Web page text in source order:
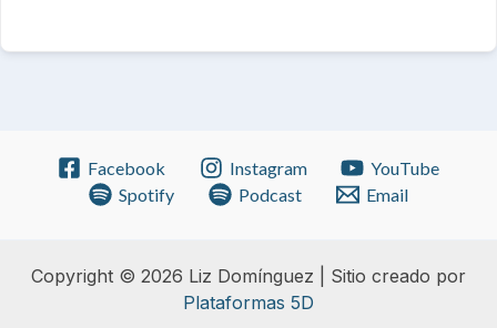
Facebook Instagram
YouTube
Spotify
Podcast Email
Copyright © 2026 Liz Domínguez | Sitio creado por
Plataformas 5D